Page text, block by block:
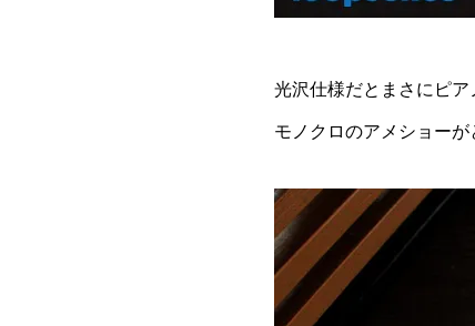
光沢仕様だとまさにピア
モノクロのアメショー